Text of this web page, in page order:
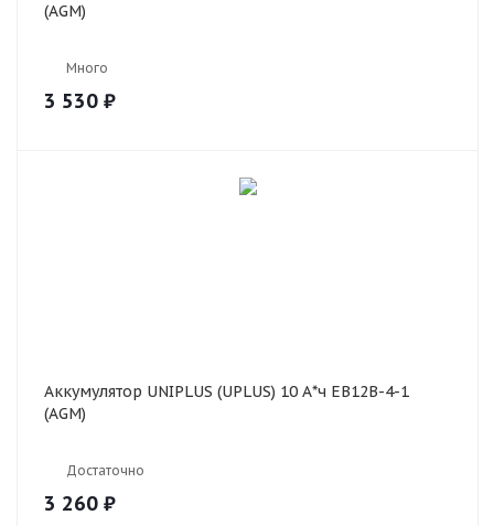
(AGM)
Много
3 530 ₽
Аккумулятор UNIPLUS (UPLUS) 10 А*ч EB12B-4-1
(AGM)
Достаточно
3 260 ₽